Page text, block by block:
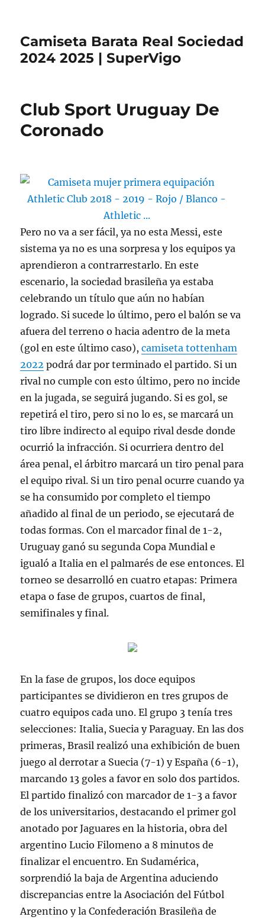
Camiseta Barata Real Sociedad
2024 2025 | SuperVigo
Club Sport Uruguay De
Coronado
Pero no va a ser fácil, ya no esta Messi, este
sistema ya no es una sorpresa y los equipos ya
aprendieron a contrarrestarlo. En este
escenario, la sociedad brasileña ya estaba
celebrando un título que aún no habían
logrado. Si sucede lo último, pero el balón se va
afuera del terreno o hacia adentro de la meta
(gol en este último caso),camiseta tottenham
2022 podrá dar por terminado el partido. Si un
rival no cumple con esto último, pero no incide
en la jugada, se seguirá jugando. Si es gol, se
repetirá el tiro, pero si no lo es, se marcará un
tiro libre indirecto al equipo rival desde donde
ocurrió la infracción. Si ocurriera dentro del
área penal, el árbitro marcará un tiro penal para
el equipo rival. Si un tiro penal ocurre cuando ya
se ha consumido por completo el tiempo
añadido al final de un periodo, se ejecutará de
todas formas. Con el marcador final de 1-2,
Uruguay ganó su segunda Copa Mundial e
igualó a Italia en el palmarés de ese entonces. El
torneo se desarrolló en cuatro etapas: Primera
etapa o fase de grupos, cuartos de final,
semifinales y final.
En la fase de grupos, los doce equipos
participantes se dividieron en tres grupos de
cuatro equipos cada uno. El grupo 3 tenía tres
selecciones: Italia, Suecia y Paraguay. En las dos
primeras, Brasil realizó una exhibición de buen
juego al derrotar a Suecia (7-1) y España (6-1),
marcando 13 goles a favor en solo dos partidos.
El partido finalizó con marcador de 1-3 a favor
de los universitarios, destacando el primer gol
anotado por Jaguares en la historia, obra del
argentino Lucio Filomeno a 8 minutos de
finalizar el encuentro. En Sudamérica,
sorprendió la baja de Argentina aduciendo
discrepancias entre la Asociación del Fútbol
Argentino y la Confederación Brasileña de